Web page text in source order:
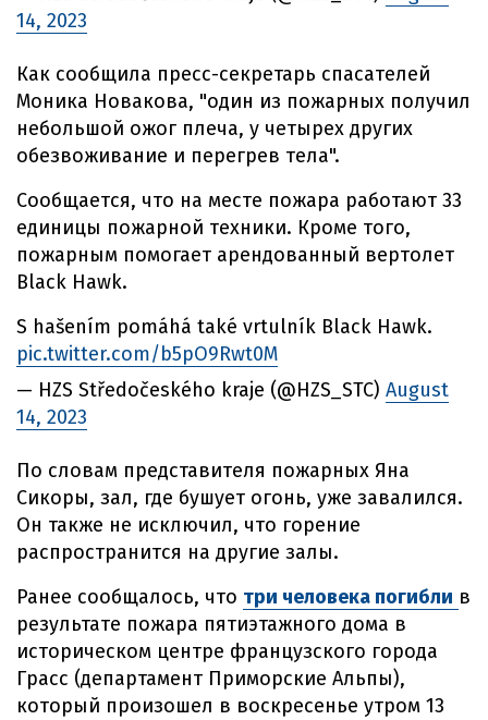
14, 2023
Как сообщила пресс-секретарь спасателей
Моника Новакова, "один из пожарных получил
небольшой ожог плеча, у четырех других
обезвоживание и перегрев тела".
Сообщается, что на месте пожара работают 33
единицы пожарной техники. Кроме того,
пожарным помогает арендованный вертолет
Black Hawk.
S hašením pomáhá také vrtulník Black Hawk.
pic.twitter.com/b5pO9Rwt0M
— HZS Středočeského kraje (@HZS_STC) August
14, 2023
По словам представителя пожарных Яна
Сикоры, зал, где бушует огонь, уже завалился.
Он также не исключил, что горение
распространится на другие залы.
Ранее сообщалось, что три человека погибли в
результате пожара пятиэтажного дома в
историческом центре французского города
Грасс (департамент Приморские Альпы),
который произошел в воскресенье утром 13